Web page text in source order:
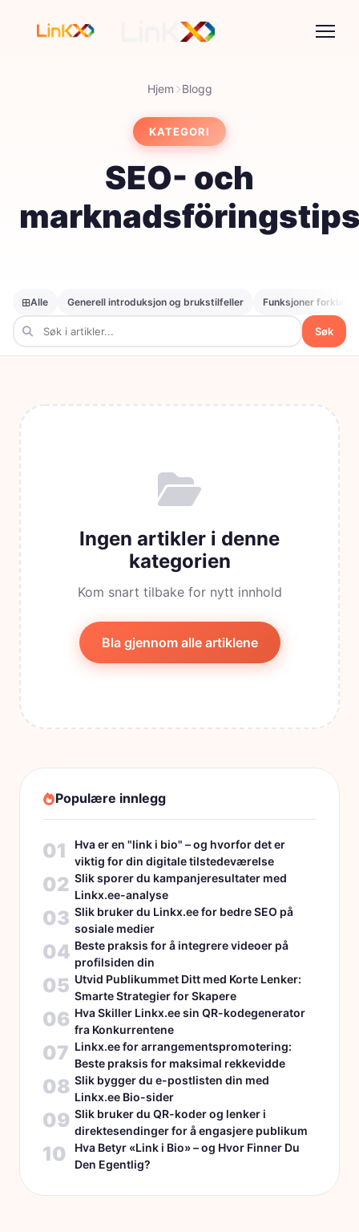
Hjem Blogg
KATEGORI
SEO- och
Alle Generell introduksjon og brukstilfeller Funksjoner forklart
Søk
Ingen artikler i denne
kategorien
Kom snart tilbake for nytt innhold
Bla gjennom alle artiklene
Populære innlegg
01
Hva er en "link i bio" – og hvorfor det er
viktig for din digitale tilstedeværelse
02 Slik sporer du kampanjeresultater med
Linkx.ee-analyse
03 Slik bruker du Linkx.ee for bedre SEO på
sosiale medier
04 Beste praksis for å integrere videoer på
profilsiden din
05 Utvid Publikummet Ditt med Korte Lenker:
Smarte Strategier for Skapere
06 Hva Skiller Linkx.ee sin QR-kodegenerator
fra Konkurrentene
07 Linkx.ee for arrangementspromotering:
Beste praksis for maksimal rekkevidde
08 Slik bygger du e-postlisten din med
Linkx.ee Bio-sider
09 Slik bruker du QR-koder og lenker i
direktesendinger for å engasjere publikum
10
Hva Betyr «Link i Bio» – og Hvor Finner Du
Den Egentlig?